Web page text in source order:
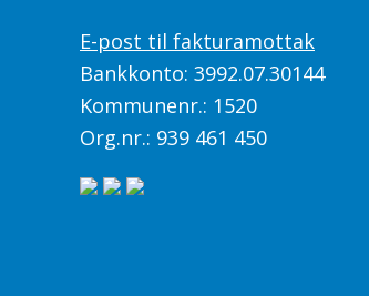
E-post til fakturamottak
Bankkonto: 3992.07.30144
Kommunenr.: 1520
Org.nr.: 939 461 450